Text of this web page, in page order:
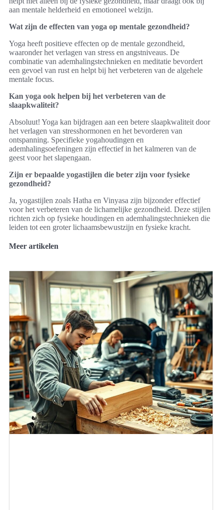
aan mentale helderheid en emotioneel welzijn.
Wat zijn de effecten van yoga op mentale gezondheid?
Yoga heeft positieve effecten op de mentale gezondheid,
waaronder het verlagen van stress en angstniveaus. De
combinatie van ademhalingstechnieken en meditatie bevordert
een gevoel van rust en helpt bij het verbeteren van de algehele
mentale focus.
Kan yoga ook helpen bij het verbeteren van de
slaapkwaliteit?
Absoluut! Yoga kan bijdragen aan een betere slaapkwaliteit door
het verlagen van stresshormonen en het bevorderen van
ontspanning. Specifieke yogahoudingen en
ademhalingsoefeningen zijn effectief in het kalmeren van de
geest voor het slapengaan.
Zijn er bepaalde yogastijlen die beter zijn voor fysieke
gezondheid?
Ja, yogastijlen zoals Hatha en Vinyasa zijn bijzonder effectief
voor het verbeteren van de lichamelijke gezondheid. Deze stijlen
richten zich op fysieke houdingen en ademhalingstechnieken die
leiden tot een groter lichaamsbewustzijn en fysieke kracht.
Meer artikelen